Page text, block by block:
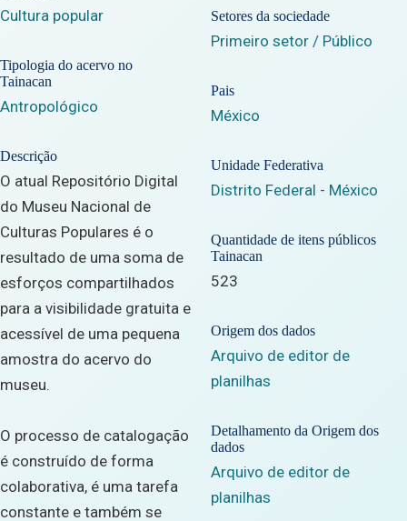
Cultura popular
Tipologia do acervo no
Tainacan
Antropológico
Descrição
O atual Repositório Digital
do Museu Nacional de
Culturas Populares é o
resultado de uma soma de
esforços compartilhados
para a visibilidade gratuita e
acessível de uma pequena
amostra do acervo do
museu.
O processo de catalogação
é construído de forma
colaborativa, é uma tarefa
constante e também se
Setores da sociedade
Primeiro setor / Público
Pais
México
Unidade Federativa
Distrito Federal - México
Quantidade de itens públicos
Tainacan
523
Origem dos dados
Arquivo de editor de
planilhas
Detalhamento da Origem dos
dados
Arquivo de editor de
planilhas